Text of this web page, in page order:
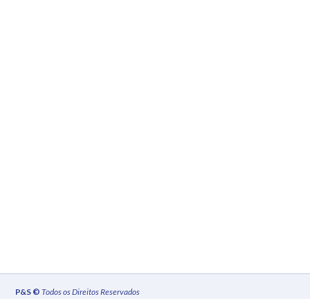
P&S © Todos os Direitos Reservados